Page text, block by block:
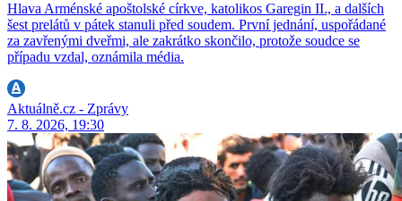
Hlava Arménské apoštolské církve, katolikos Garegin II., a dalších
šest prelátů v pátek stanuli před soudem. První jednání, uspořádané
za zavřenými dveřmi, ale zakrátko skončilo, protože soudce se
případu vzdal, oznámila média.
Aktuálně.cz - Zprávy
7. 8. 2026, 19:30